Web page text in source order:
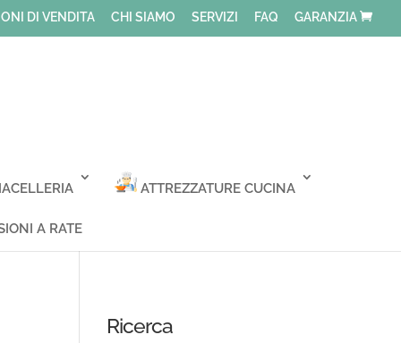
DI VENDITA CHI SIAMO SERVIZI FAQ GARANZIA
ATTREZZATURE CUCINA
A RATE
Ricerca